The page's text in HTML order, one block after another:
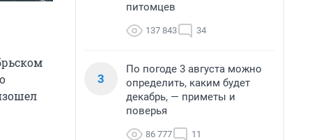
питомцев
137 843 34
3
По погоде 3 августа можно
определить, каким будет
декабрь, — приметы и
поверья
86 777 11